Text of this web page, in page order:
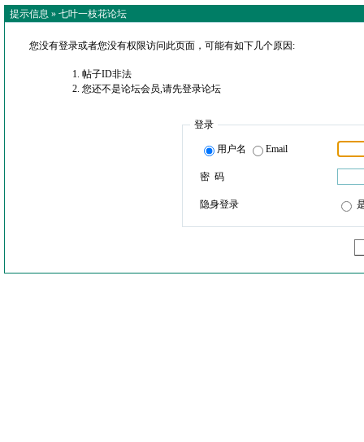
提示信息 » 七叶一枝花论坛
您没有登录或者您没有权限访问此页面，可能有如下几个原因:
帖子ID非法
您还不是论坛会员,请先登录论坛
登录
用户名 Email
密 码
隐身登录